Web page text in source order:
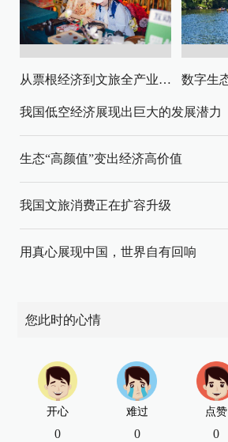
从票根经济到文旅全产业链升级
我国低空经济展现出巨大的发展潜力
生态“高颜值”变出经济高价值
我国文旅消费正在扩容升级
用真心展现中国，世界自有回响
您此时的心情
开心
0
难过
0
点赞
0